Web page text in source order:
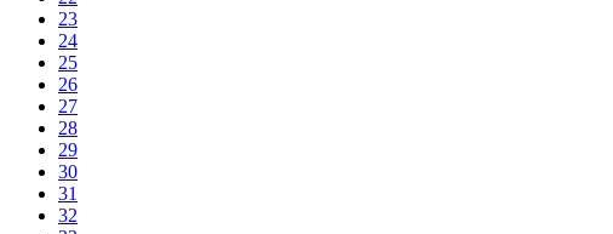
23
24
25
26
27
28
29
30
31
32